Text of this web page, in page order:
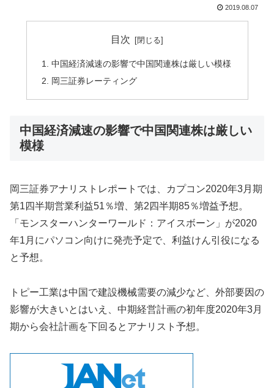
2019.08.07
目次
中国経済減速の影響で中国関連株は厳しい模様
岡三証券レーティング
中国経済減速の影響で中国関連株は厳しい
模様
岡三証券アナリストレポートでは、カプコン2020年3月期
第1四半期営業利益51％増、第2四半期85％増益予想。
「モンスターハンターワールド：アイスボーン」が2020
年1月にパソコン向けに発売予定で、利益けん引役になる
と予想。
トピー工業は中国で建設機械需要の減少など、外部要因の
影響が大きいとはいえ、中期経営計画の初年度2020年3月
期から会社計画を下回るとアナリスト予想。